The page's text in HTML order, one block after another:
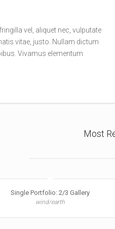
vel, aliquet nec, vulputate
vitae, justo. Nullam dictum
Vivamus elementum
Most
Single Portfolio: 2/3 Gallery
wind/earth